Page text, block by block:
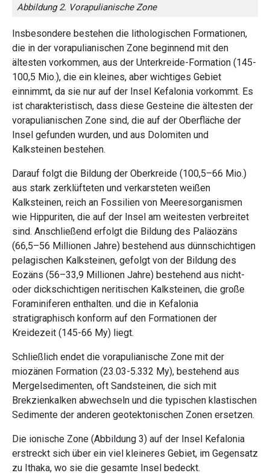
Abbildung 2. Vorapulianische Zone
Insbesondere bestehen die lithologischen Formationen,
die in der vorapulianischen Zone beginnend mit den
ältesten vorkommen, aus der Unterkreide-Formation (145-
100,5 Mio.), die ein kleines, aber wichtiges Gebiet
einnimmt, da sie nur auf der Insel Kefalonia vorkommt. Es
ist charakteristisch, dass diese Gesteine ​​die ältesten der
vorapulianischen Zone sind, die auf der Oberfläche der
Insel gefunden wurden, und aus Dolomiten und
Kalksteinen bestehen.
Darauf folgt die Bildung der Oberkreide (100,5–66 Mio.)
aus stark zerklüfteten und verkarsteten weißen
Kalksteinen, reich an Fossilien von Meeresorganismen
wie Hippuriten, die auf der Insel am weitesten verbreitet
sind. Anschließend erfolgt die Bildung des Paläozäns
(66,5–56 Millionen Jahre) bestehend aus dünnschichtigen
pelagischen Kalksteinen, gefolgt von der Bildung des
Eozäns (56–33,9 Millionen Jahre) bestehend aus nicht-
oder dickschichtigen neritischen Kalksteinen, die große
Foraminiferen enthalten. und die in Kefalonia
stratigraphisch konform auf den Formationen der
Kreidezeit (145-66 My) liegt.
Schließlich endet die vorapulianische Zone mit der
miozänen Formation (23.03-5.332 My), bestehend aus
Mergelsedimenten, oft Sandsteinen, die sich mit
Brekzienkalken abwechseln und die typischen klastischen
Sedimente der anderen geotektonischen Zonen ersetzen.
Die ionische Zone (Abbildung 3) auf der Insel Kefalonia
erstreckt sich über ein viel kleineres Gebiet, im Gegensatz
zu Ithaka, wo sie die gesamte Insel bedeckt.